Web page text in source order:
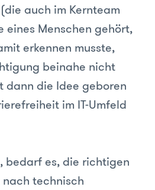
auch im Kernteam
eines Menschen gehört,
erkennen musste,
beinahe nicht
dann die Idee geboren
im IT-Umfeld
bedarf es, die richtigen
technisch